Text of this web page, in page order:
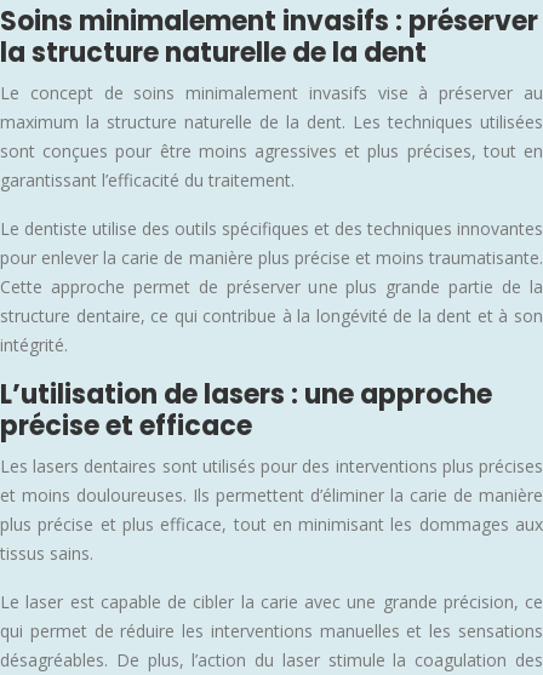
Soins minimalement invasifs : préserver
la structure naturelle de la dent
Le concept de soins minimalement invasifs vise à préserver au
maximum la structure naturelle de la dent. Les techniques utilisées
sont conçues pour être moins agressives et plus précises, tout en
garantissant l’efficacité du traitement.
Le dentiste utilise des outils spécifiques et des techniques innovantes
pour enlever la carie de manière plus précise et moins traumatisante.
Cette approche permet de préserver une plus grande partie de la
structure dentaire, ce qui contribue à la longévité de la dent et à son
intégrité.
L’utilisation de lasers : une approche
précise et efficace
Les lasers dentaires sont utilisés pour des interventions plus précises
et moins douloureuses. Ils permettent d’éliminer la carie de manière
plus précise et plus efficace, tout en minimisant les dommages aux
tissus sains.
Le laser est capable de cibler la carie avec une grande précision, ce
qui permet de réduire les interventions manuelles et les sensations
désagréables. De plus, l’action du laser stimule la coagulation des